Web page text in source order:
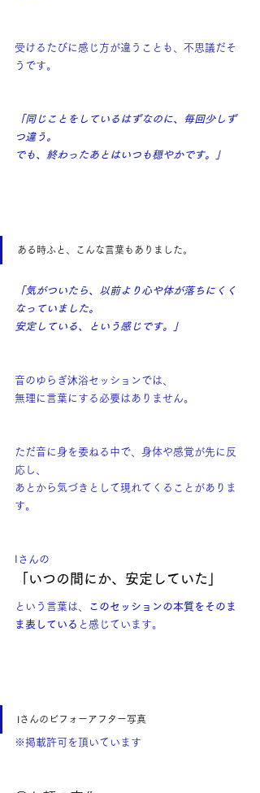
受けるたびに感じ方が違うことも、不思議だそ
うです。
「同じことをしているはずなのに、毎回少しず
つ違う。
でも、終わったあとはいつも穏やかです。」
ある時ふと、こんな言葉もありました。
「気がついたら、以前より心や体が落ちにくく
なっていました。
安定している、という感じです。」
音のゆらぎ沐浴セッションでは、
無理に言葉にする必要はありません。
ただ音に身を委ねる中で、身体や感覚が先に反
応し、
あとから気づきとして現れてくることがありま
す。
Iさんの
「いつの間にか、安定していた」
という言葉は、
このセッションの本質をそのま
ま表している と感じています。
Iさんのビフォーアフター写真
※掲載許可を頂いています